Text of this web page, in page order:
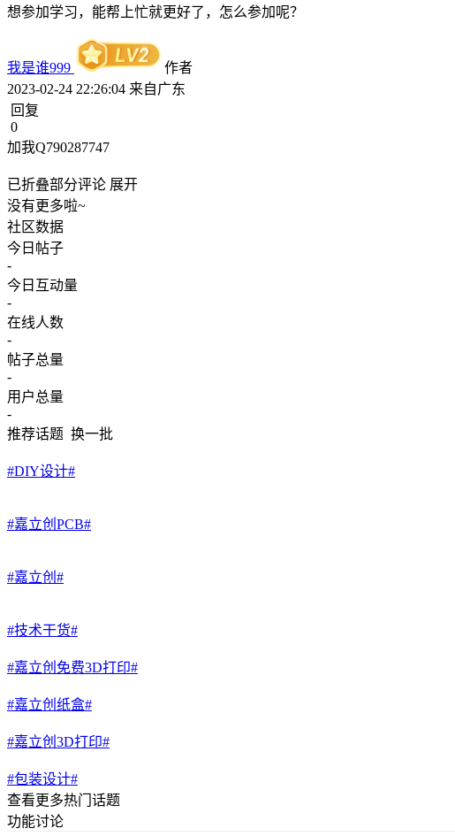
想参加学习，能帮上忙就更好了，怎么参加呢？
我是谁999
作者
2023-02-24 22:26:04 来自广东
回复
0
加我Q790287747
已折叠部分评论 展开
没有更多啦~
社区数据
今日帖子
-
今日互动量
-
在线人数
-
帖子总量
-
用户总量
-
推荐话题 换一批
#DIY设计#
#嘉立创PCB#
#嘉立创#
#技术干货#
#嘉立创免费3D打印#
#嘉立创纸盒#
#嘉立创3D打印#
#包装设计#
查看更多热门话题
功能讨论